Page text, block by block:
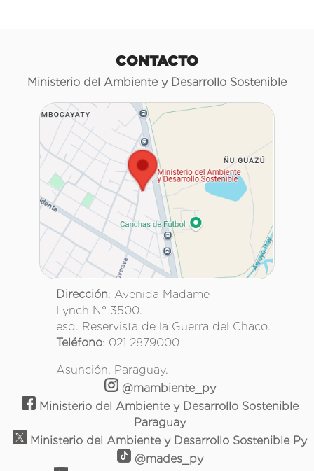
CONTACTO
Ministerio del Ambiente y Desarrollo Sostenible
Dirección: Avenida Madame
Lynch N° 3500.
esq. Reservista de la Guerra del Chaco.
Teléfono: 021 2879000
Asunción, Paraguay.
@mambiente_py
Ministerio del Ambiente y Desarrollo Sostenible
Paraguay
Ministerio del Ambiente y Desarrollo Sostenible Py
@mades_py